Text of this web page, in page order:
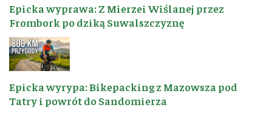
Epicka wyprawa: Z Mierzei Wiślanej przez
Frombork po dziką Suwalszczyznę
Epicka wyrypa: Bikepacking z Mazowsza pod
Tatry i powrót do Sandomierza